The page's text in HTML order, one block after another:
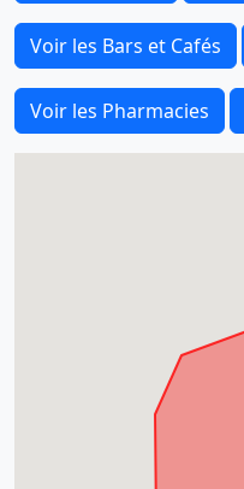
Voir les Bars et Cafés
Voir les Pharmacies